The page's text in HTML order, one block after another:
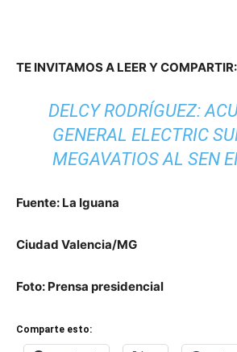
TE INVITAMOS A LEER Y COMPARTIR:
DELCY RODRÍGUEZ:
GENERAL ELECTRIC
MEGAVATIOS AL SEN
Fuente: La Iguana
Ciudad Valencia/MG
Foto: Prensa presidencial
Comparte esto: